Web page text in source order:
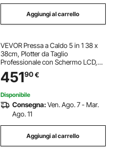
Aggiungi al carrello
VEVOR Pressa a Caldo 5 in 1 38 x
38cm, Plotter da Taglio
Professionale con Schermo LCD,
220 V CA Taglierina per Vinile da
86,36 cm Adatto per il
Piatto
45190€
Disponibile
Consegna:Ven. Ago. 7 - Mar.
Ago. 11
Aggiungi al carrello